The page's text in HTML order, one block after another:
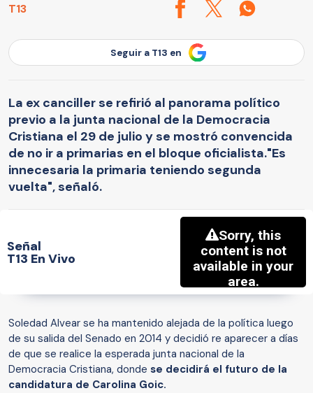
T13
Seguir a T13 en
La ex canciller se refirió al panorama político
previo a la junta nacional de la Democracia
Cristiana el 29 de julio y se mostró convencida
de no ir a primarias en el bloque oficialista."Es
innecesaria la primaria teniendo segunda
vuelta", señaló.
Señal
T13 En Vivo
Soledad Alvear se ha mantenido alejada de la política luego
de su salida del Senado en 2014 y decidió re aparecer a días
de que se realice la esperada junta nacional de la
Democracia Cristiana, donde se decidirá el futuro de la
candidatura de Carolina Goic.